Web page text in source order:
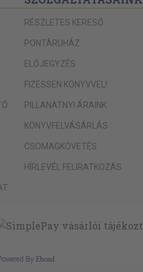
RÉSZLETES KERESŐ
PONTÁRUHÁZ
ELŐJEGYZÉS
FIZESSEN KÖNYVVEL!
PILLANATNYI ÁRAINK
KÖNYVFELVÁSÁRLÁS
CSOMAGKÖVETÉS
HÍRLEVÉL FELIRATKOZÁS
By Ebond